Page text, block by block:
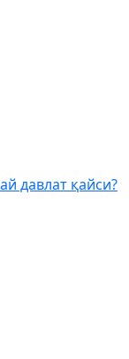
давлат қайси?